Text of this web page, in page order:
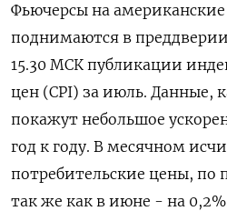
Фьючерсы на
поднимаются в
15.30 МСК публикации
цен (CPI) за июль. Данные,
покажут небольшое
год к году. В месячном
потребительские цены, по
так же как в июне - на